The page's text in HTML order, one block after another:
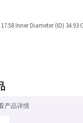
Inner Diameter (ID)
产品详情